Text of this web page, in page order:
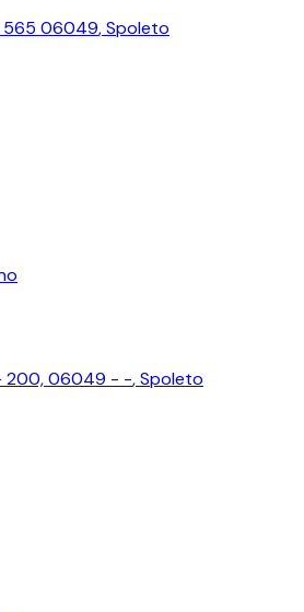
565 06049,Spoleto
+ 200, 06049 - -,Spoleto